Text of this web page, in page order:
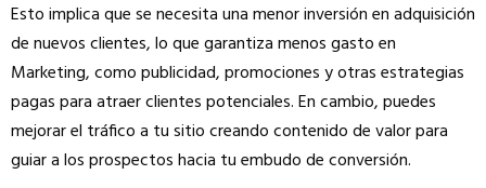
Esto implica que se necesita una menor inversión en adquisición
de nuevos clientes, lo que garantizamenos gasto en
Marketing, como publicidad, promociones y otras estrategias
pagas para atraer clientes potenciales. En cambio, puedes
mejorar el tráfico a tu sitio creando contenido de valor para
guiar a los prospectos hacia tu embudo de conversión.